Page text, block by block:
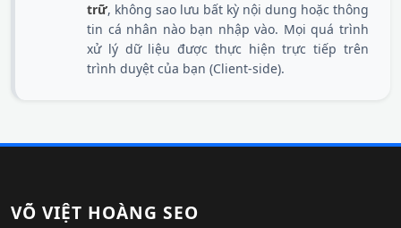
trữ, không sao lưu bất kỳ nội dung hoặc thông
tin cá nhân nào bạn nhập vào. Mọi quá trình
xử lý dữ liệu được thực hiện trực tiếp trên
trình duyệt của bạn (Client-side).
VÕ VIỆT HOÀNG SEO